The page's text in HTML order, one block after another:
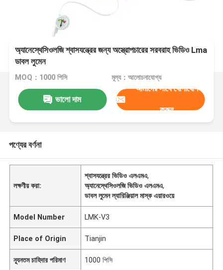
অ্যানেস্থেসিওলজি শ্বাসযন্ত্রের জন্য অস্ত্রোপচারের সরবরাহ ভিডিও Lma
ডাবল লুমেন
MOQ：1000 পিসি মূল্য：আলোচনাযোগ্য
ভালো দাম
আমাদের সাথে যোগাযোগ
করুন
পণ্যের বর্ণনা
লক্ষণীয় করা:
শ্বাসযন্ত্রের ভিডিও এলএমএ,
অ্যানেস্থেসিওলজি ভিডিও এলএমএ,
ডাবল লুমেন ল্যারিঞ্জিয়াল মাস্ক এয়ারওয়ে
Model Number LMK-V3
Place of Origin Tianjin
ন্যূনতম চাহিদার পরিমাণ 1000 পিসি